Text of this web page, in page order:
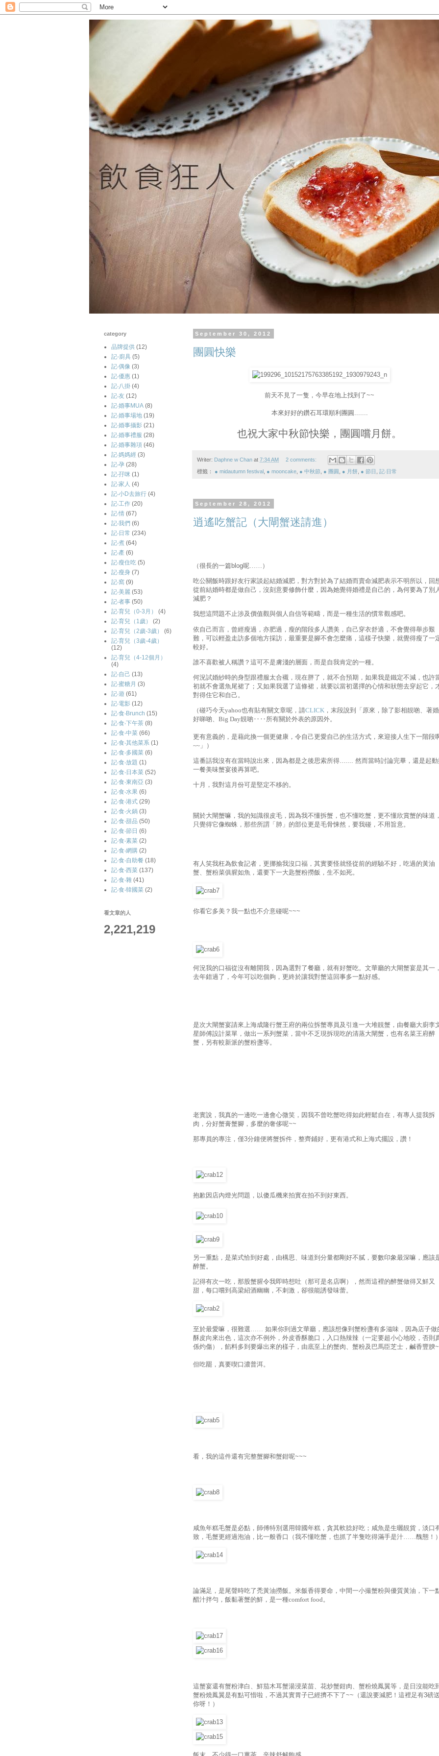
September 30, 2012
團圓快樂
前天不見了一隻，今早在地上找到了~~
本來好好的鑽石耳環順利團圓.......
也祝大家中秋節快樂，團圓嚐月餅。
Writer: Daphne w Chan at 7:34 AM 2 comments:
標籤： ● midautumn festival ● mooncake ● 中秋節 ● 團圓 ● 月餅 ● 節日 記‧日常
September 28, 2012
逍遙吃蟹記（大閘蟹迷請進）
（很長的一篇 blog呢……）
吃公關飯時跟好友行家談起結婚減肥，對方對於為了結婚而賣命減肥表示不明所以，回
從前結婚時都是做自己，沒刻意要修飾什麼，因為她覺得婚禮是自己的，為何要為了別
減肥？
我想這問題不止涉及價值觀與個人自信等範疇，而是一種生活的慣常觀感吧。
依自己而言，曾經瘦過，亦肥過，瘦的階段多人讚美，自己穿衣舒適，不會覺得舉步艱
難，可以輕盈走訪多個地方採訪，最重要是腳不會怎麼痛，這樣子快樂，就覺得瘦了一
較好。
誰不喜歡被人稱讚？這可不是膚淺的層面，而是自我肯定的一種。
何況試婚紗時的身型跟禮服太合襯，現在胖了，就不合預期，如果我是鐵定不減，也許
初就不會選魚尾裙了；又如果我選了這條裙，就要以當初選擇的心情和狀態去穿起它，
對得住它和自己。
（碰巧今天yahoo也有貼有關文章呢，請CLICK ，末段說到「原來，除了影相靚啲、著
好睇啲、Big Day靚啲‥‥所有關於外表的原因外。
更有意義的，是藉此換一個更健康，令自己更愛自己的生活方式，來迎接人生下一階段
~~」）
這番話我沒有在當時說出來，因為都是之後思索所得....... 然而當時討論完畢，還是起動
一餐美味蟹宴後再算吧。
十月，我對這月份可是堅定不移的。
關於大閘蟹嘛，我的知識很皮毛，因為我不懂拆蟹，也不懂吃蟹，更不懂欣賞蟹的味道，
只覺得它像蜘蛛，那些所謂「肺」的部位更是毛骨悚然，要我碰，不用旨意。
有人笑我枉為飲食記者，更挪揄我沒口福，其實要怪就怪從前的經驗不好，吃過的黃油
蟹、蟹粉菜俱腥如魚，還要下一大匙蟹粉撈飯，生不如死。
你看它多美？我一點也不介意碰呢~~~
何況我的口福從沒有離開我，因為選對了餐廳，就有好蟹吃。文華廳的大閘蟹宴是其一，
去年錯過了，今年可以吃個夠，更終於讓我對蟹這回事多一點好感。
是次大閘蟹宴請來上海成隆行蟹王府的兩位拆蟹專員及引進一大堆靚蟹，由餐廳大廚李
星師傅設計菜單，做出一系列蟹菜，當中不乏現拆現吃的清蒸大閘蟹，也有名菜王府醉
蟹，另有較新派的蟹粉盞等。
老實說，我真的一邊吃一邊會心微笑，因我不曾吃蟹吃得如此輕鬆自在，有專人提我拆
肉，分好蟹膏蟹腳，多麼的奢侈呢~~
那專員的專注，僅3分鐘便將蟹拆件，整齊鋪好，更有港式和上海式擺設，讚！
抱歉因店內燈光問題，以傻瓜機來拍實在拍不到好東西。
另一重點，是菜式恰到好處，由構思、味道到分量都剛好不膩，要數印象最深嘛，應該
醉蟹。
記得有次一吃，那股蟹腥令我即時想吐（那可是名店啊），然而這裡的醉蟹做得又鮮又
甜，每口嚐到高梁紹酒幽幽，不刺激，卻很能誘發味蕾。
至於最愛嘛，很難選…… 如果你到過文華廳，應該想像到蟹粉盞有多滋味，因為店子做
酥皮向來出色，這次亦不例外，外皮香酥脆口，入口熱辣辣（一定要超小心地咬，否則
係灼傷），餡料多到要爆出來的樣子，由底至上的蟹肉、蟹粉及巴馬臣芝士，鹹香豐腴~
但吃罷，真要喫口濃普洱。
看，我的這件還有完整蟹腳和蟹鉗呢~~~
咸魚年糕毛蟹是必點，師傅特別選用韓國年糕，貪其軟腍好吃；咸魚是生曬靚貨，淡口
致，毛蟹更經過泡油，比一般香口（我不懂吃蟹，也抓了半隻吃得滿手是汁……醜態！）
論滿足，是尾聲時吃了禿黃油撈飯。米飯香得要命，中間一小撮蟹粉與優質黃油，下一
醋汁拌勻，飯黏著蟹的鮮，是一種comfort food。
這蟹宴還有蟹粉津白、鮮茄木耳蟹湯浸菜苗、花炒蟹鉗肉、蟹粉燒鳳翼等，是日沒能吃
蟹粉燒鳳翼是有點可惜啦，不過其實胃子已經擠不下了~~ （還說要減肥！這裡足有3磅送
你呀！）
category
品牌提供 (12)
記-廚具 (5)
記‧偶像 (3)
記‧優惠 (1)
記‧八掛 (4)
記‧友 (12)
記‧婚事MUA (8)
記‧婚事場地 (19)
記‧婚事攝影 (21)
記‧婚事禮服 (28)
記‧婚事雜項 (46)
記‧媽媽經 (3)
記‧孕 (28)
記‧孖咪 (1)
記‧家人 (4)
記‧小D去旅行 (4)
記‧工作 (20)
記‧情 (67)
記‧我們 (6)
記‧日常 (234)
記‧煮 (64)
記‧產 (6)
記‧瘦住吃 (5)
記‧瘦身 (7)
記‧窩 (9)
記‧美麗 (53)
記‧者事 (50)
記‧育兒（0-3月）
(4)
記‧育兒（1歲）
(2)
記‧育兒（2歲-3歲）
(6)
記‧育兒（3歲-4歲）
(12)
記‧育兒（4-12個月）
(4)
記‧自己 (13)
記‧蜜糖月 (3)
記‧遊 (61)
記‧電影 (12)
記‧食‧Brunch (15)
記‧食‧下午茶 (8)
記‧食‧中菜 (66)
記‧食‧其他菜系 (1)
記‧食‧多國菜 (6)
記‧食‧放題 (1)
記‧食‧日本菜 (52)
記‧食‧東南亞 (3)
記‧食‧水果 (6)
記‧食‧港式 (29)
記‧食‧火鍋 (3)
記‧食‧甜品 (50)
記‧食‧節日 (6)
記‧食‧素菜 (2)
記‧食‧網購 (2)
記‧食‧自助餐 (18)
記‧食‧西菜 (137)
記‧食‧雜 (41)
記‧食‧韓國菜 (2)
看文章的人
2,221,219